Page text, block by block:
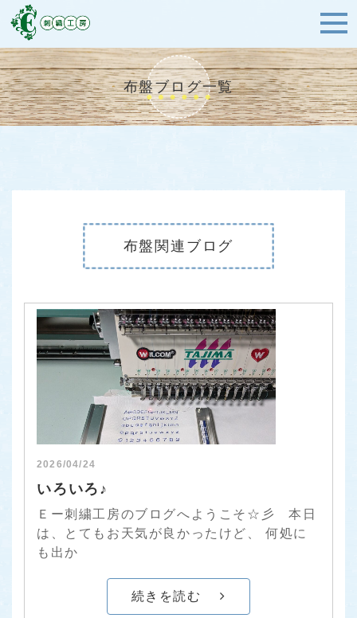
布盤ブログ一覧
布盤関連ブログ
2026/04/24
いろいろ♪
Ｅー刺繍工房のブログへようこそ☆彡 本日
は、とてもお天気が良かったけど、 何処に
も出か
続きを読む